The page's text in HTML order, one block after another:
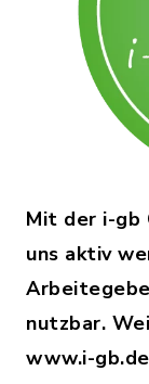
Mit der i-gb
uns aktiv
nutzbar.
www.i-gb.de